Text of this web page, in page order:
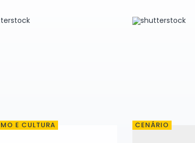
E CULTURA CENÁRIO